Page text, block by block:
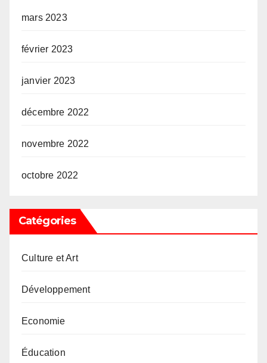
mars 2023
février 2023
janvier 2023
décembre 2022
novembre 2022
octobre 2022
Catégories
Culture et Art
Développement
Economie
Éducation